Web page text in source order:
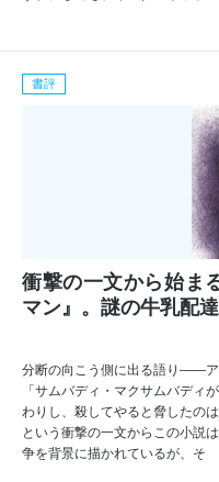
書評
衝撃の一文から始ま
マン』。謎の牛乳配
分断の向こう側に出る語り――
「サムバディ・マクサムバディ
わりし、殺してやると脅したの
という衝撃の一文からこの小説
争を背景に描かれているが、そ